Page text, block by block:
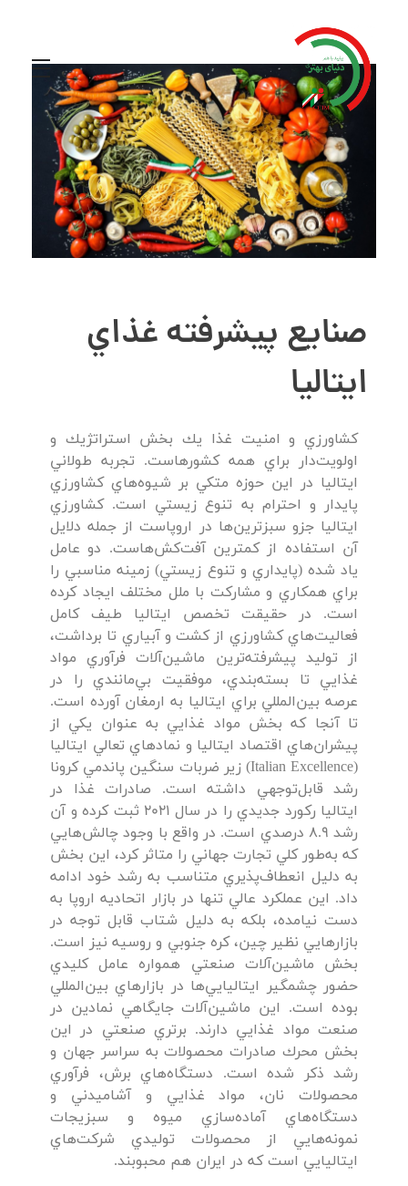
صنايع پيشرفته غذاي
ايتاليا
كشاورزي و امنيت غذا يك بخش استراتژيك و
اولويت‌دار براي همه كشورهاست. تجربه طولاني
ايتاليا در اين حوزه متكي بر شيوه‌هاي كشاورزي
پايدار و احترام به تنوع زيستي است. كشاورزي
ايتاليا جزو سبزترين‌ها در اروپاست از جمله دلايل
آن استفاده از كمترين آفت‌كش‌هاست. دو عامل
ياد شده (پايداري و تنوع زيستي) زمينه مناسبي را
براي همكاري و مشاركت با ملل مختلف ايجاد كرده
است. در حقيقت تخصص ايتاليا طيف كامل
فعاليت‌هاي كشاورزي از كشت و آبياري تا برداشت،
از توليد پيشرفته‌ترين ماشين‌آلات فرآوري مواد
غذايي تا بسته‌بندي، موفقيت بي‌مانندي را در
عرصه بين‌المللي براي ايتاليا به ارمغان آورده است.
تا آنجا كه بخش مواد غذايي به عنوان يكي از
پيشران‌هاي اقتصاد ايتاليا و نمادهاي تعالي ايتاليا
(Italian Excellence) زير ضربات سنگين پاندمي كرونا
رشد قابل‌توجهي داشته است. صادرات غذا در
ايتاليا ركورد جديدي را در سال 2021 ثبت كرده و آن
رشد 8.9 درصدي است. در واقع با وجود چالش‌هايي
كه به‌طور كلي تجارت جهاني را متاثر كرد، اين بخش
به دليل انعطاف‌پذيري متناسب به رشد خود ادامه
داد. اين عملكرد عالي تنها در بازار اتحاديه اروپا به
دست نيامده، بلكه به دليل شتاب قابل توجه در
بازارهايي نظير چين، كره جنوبي و روسيه نيز است.
بخش ماشين‌آلات صنعتي همواره عامل كليدي
حضور چشمگير ايتاليايي‌ها در بازارهاي بين‌المللي
بوده است. اين ماشين‌آلات جايگاهي نمادين در
صنعت مواد غذايي دارند. برتري صنعتي در اين
بخش محرك صادرات محصولات به سراسر جهان و
رشد ذكر شده است. دستگاه‌هاي برش، فرآوري
محصولات نان، مواد غذايي و آشاميدني و
دستگاه‌هاي آماده‌سازي ميوه و سبزيجات
نمونه‌هايي از محصولات توليدي شركت‌هاي
ايتاليايي است كه در ايران هم محبوبند.